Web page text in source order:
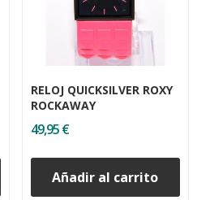
RELOJ QUICKSILVER ROXY
ROCKAWAY
49,95 €
Añadir al carrito